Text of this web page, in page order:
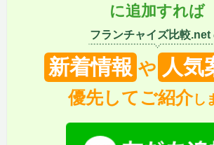
に追加すれば
フランチャイズ比較.net
新着情報 や 人気
優先してご紹介し